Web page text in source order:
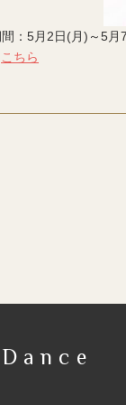
：5月2日(月)～5月
こちら